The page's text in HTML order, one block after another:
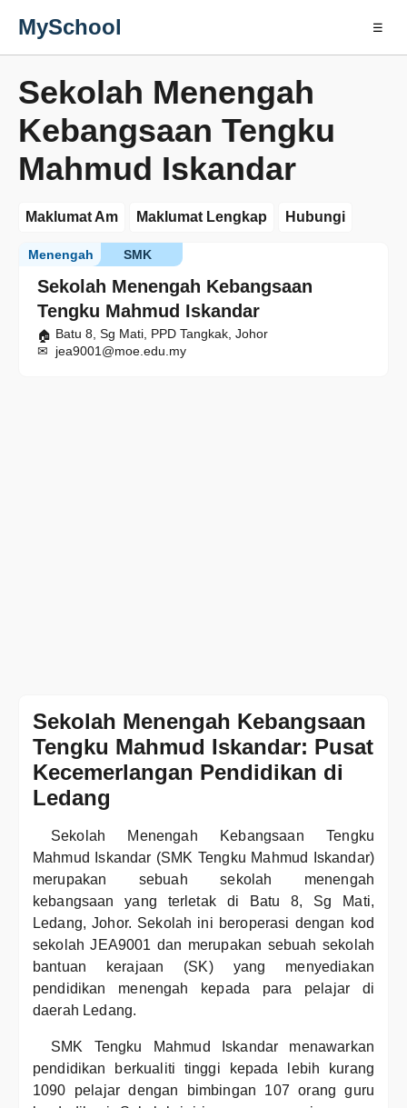
MySchool ☰
Sekolah Menengah
Kebangsaan Tengku
Mahmud Iskandar
Maklumat Am Maklumat Lengkap Hubungi
Sekolah Menengah Kebangsaan
Tengku Mahmud Iskandar
SMK
Menengah
Batu 8, Sg Mati, PPD Tangkak, Johor
jea9001@moe.edu.my
Sekolah Menengah Kebangsaan
Tengku Mahmud Iskandar: Pusat
Kecemerlangan Pendidikan di
Ledang
Sekolah Menengah Kebangsaan Tengku
Mahmud Iskandar (SMK Tengku Mahmud Iskandar)
merupakan sebuah sekolah menengah
kebangsaan yang terletak di Batu 8, Sg Mati,
Ledang, Johor. Sekolah ini beroperasi dengan kod
sekolah JEA9001 dan merupakan sebuah sekolah
bantuan kerajaan (SK) yang menyediakan
pendidikan menengah kepada para pelajar di
daerah Ledang.
SMK Tengku Mahmud Iskandar menawarkan
pendidikan berkualiti tinggi kepada lebih kurang
1090 pelajar dengan bimbingan 107 orang guru